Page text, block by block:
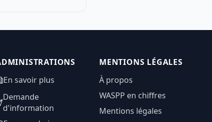
En savoir plus
Demande
d'information
MENTIONS LÉGALES
À propos
WASPP en chiffres
Mentions légales